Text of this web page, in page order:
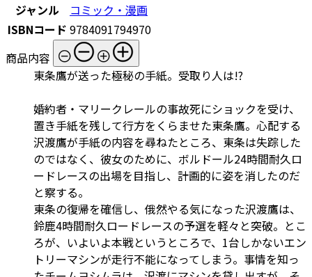
ジャンル
コミック・漫画
ISBNコード 9784091794970
商品内容
東条鷹が送った極秘の手紙。受取り人は!?
婚約者・マリークレールの事故死にショックを受け、
置き手紙を残して行方をくらませた東条鷹。心配する
沢渡鷹が手紙の内容を尋ねたところ、東条は失踪した
のではなく、彼女のために、ボルドール24時間耐久ロ
ードレースの出場を目指し、計画的に姿を消したのだ
と察する。
東条の復帰を確信し、俄然やる気になった沢渡鷹は、
鈴鹿4時間耐久ロードレースの予選を軽々と突破。とこ
ろが、いよいよ本戦というところで、1台しかないエン
トリーマシンが走行不能になってしまう。事情を知っ